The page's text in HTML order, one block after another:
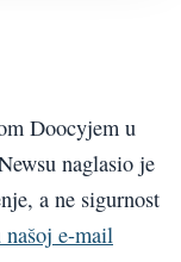
Doocyjem u
naglasio je
a ne sigurnost
e-mail